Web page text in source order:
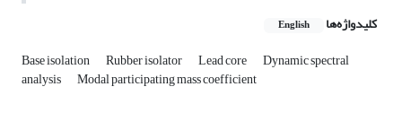
کلیدواژه‌ها English
Base isolation Rubber isolator Lead core Dynamic spectral
analysis Modal participating mass coefficient